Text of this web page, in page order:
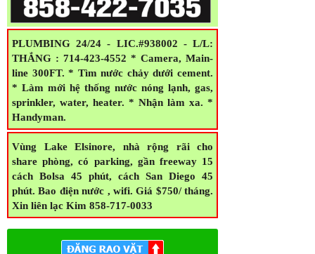
PLUMBING 24/24 - LIC.#938002 - L/L:
THẮNG : 714-423-4552 * Camera, Main-
line 300FT. * Tìm nước chảy dưới cement.
* Làm mới hệ thống nước nóng lạnh, gas,
sprinkler, water, heater. * Nhận làm xa. *
Handyman.
Vùng Lake Elsinore, nhà rộng rãi cho
share phòng, có parking, gần freeway 15
cách Bolsa 45 phút, cách San Diego 45
phút. Bao điện nước , wifi. Giá $750/ tháng.
Xin liên lạc Kim 858-717-0033